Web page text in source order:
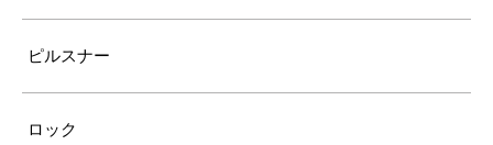
ピルスナー
ロック